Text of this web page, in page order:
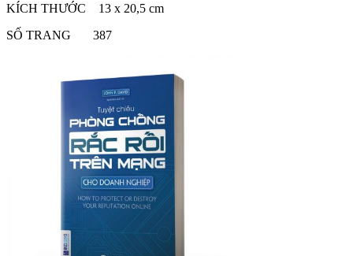
KÍCH THƯỚC 13 x 20,5 cm
SỐ TRANG 387